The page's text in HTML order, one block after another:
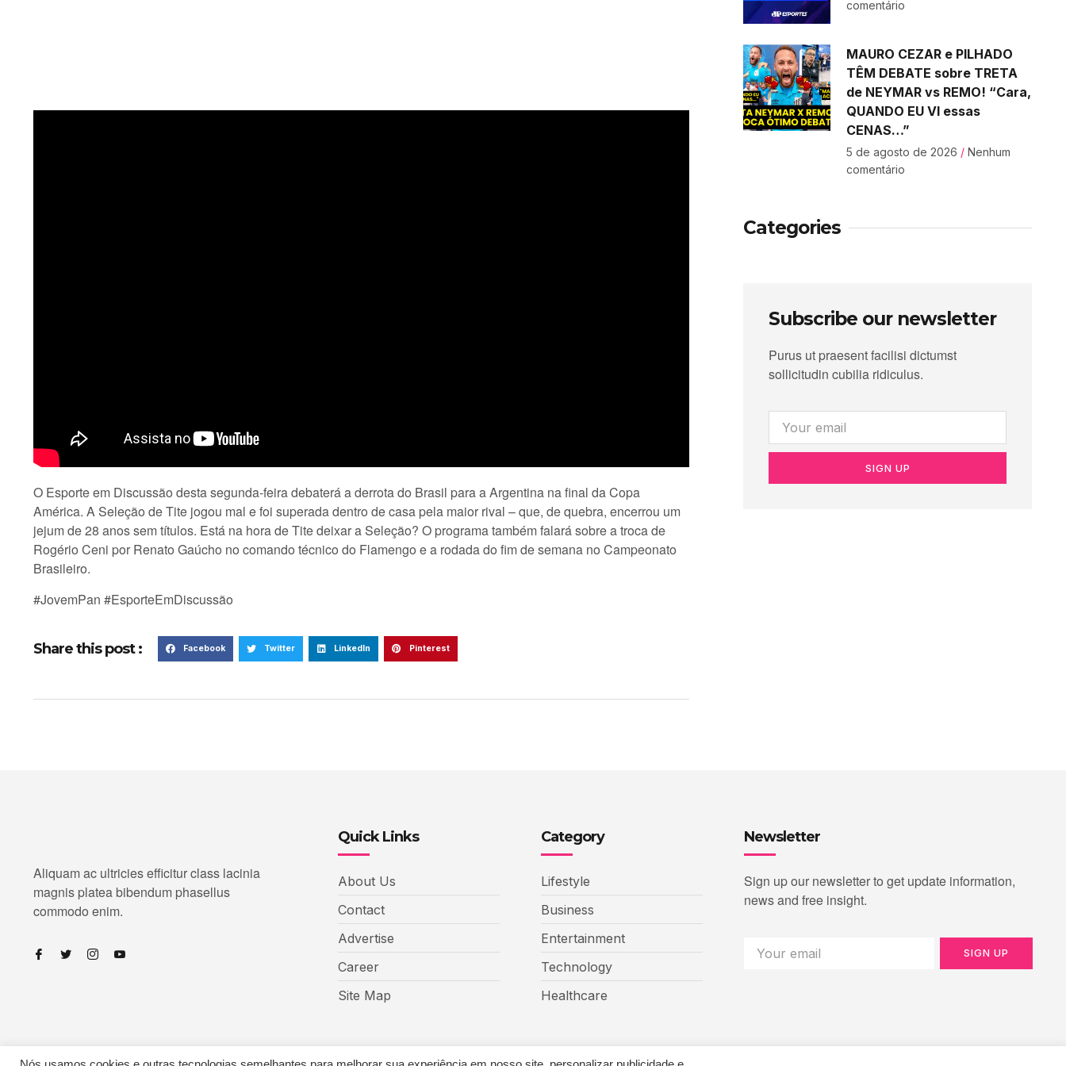
O Esporte em Discussão desta segunda-feira debaterá a derrota do Brasil para a Argentina na final da Copa
América. A Seleção de Tite jogou mal e foi superada dentro de casa pela maior rival – que, de quebra, encerrou um
jejum de 28 anos sem títulos. Está na hora de Tite deixar a Seleção? O programa também falará sobre a troca de
Rogério Ceni por Renato Gaúcho no comando técnico do Flamengo e a rodada do fim de semana no Campeonato
Brasileiro.
#JovemPan #EsporteEmDiscussão
Share this post : Facebook Twitter LinkedIn Pinterest
comentário
MAURO CEZAR e PILHADO
TÊM DEBATE sobre TRETA
de NEYMAR vs REMO! “Cara,
QUANDO EU VI essas
CENAS…”
5 de agosto de 2026 Nenhum
comentário
Categories
Subscribe our newsletter
Purus ut praesent facilisi dictumst
sollicitudin cubilia ridiculus.
SIGN UP
Aliquam ac ultricies efficitur class lacinia
magnis platea bibendum phasellus
commodo enim.
Quick Links
About Us
Contact
Advertise
Career
Site Map
Category
Lifestyle
Business
Entertainment
Technology
Healthcare
Newsletter
Sign up our newsletter to get update information,
news and free insight.
SIGN UP